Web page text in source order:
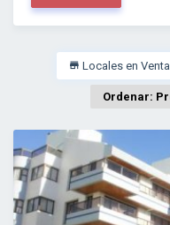
Locales en Venta